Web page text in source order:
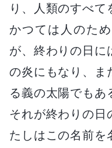
り、人類のすべて
かつては人のた
が、終わりの日に
の炎にもなり、ま
る義の太陽でもあ
それが終わりの日
たしはこの名前を